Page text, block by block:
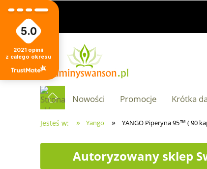
Nowości Promocje Krótka
Jesteś w: » Yango » YANGO Piperyna 95™ ( 90
Autoryzowany sklep
5.0
2021 opinii
z całego okresu